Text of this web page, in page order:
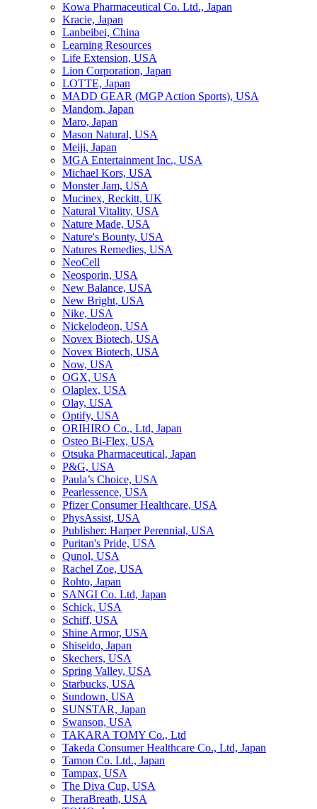
Kowa Pharmaceutical Co. Ltd., Japan
Kracie, Japan
Lanbeibei, China
Learning Resources
Life Extension, USA
Lion Corporation, Japan
LOTTE, Japan
MADD GEAR (MGP Action Sports), USA
Mandom, Japan
Maro, Japan
Mason Natural, USA
Meiji, Japan
MGA Entertainment Inc., USA
Michael Kors, USA
Monster Jam, USA
Mucinex, Reckitt, UK
Natural Vitality, USA
Nature Made, USA
Nature's Bounty, USA
Natures Remedies, USA
NeoCell
Neosporin, USA
New Balance, USA
New Bright, USA
Nike, USA
Niсkelodeon, USA
Novex Biotech, USA
Novex Biotech, USA
Now, USA
OGX, USA
Olaplex, USA
Olay, USA
Optify, USA
ORIHIRO Co., Ltd, Japan
Osteo Bi-Flex, USA
Otsuka Pharmaceutical, Japan
P&G, USA
Paula’s Choice, USA
Pearlessence, USA
Pfizer Consumer Healthcare, USA
PhysAssist, USA
Publisher: Harper Perennial, USA
Puritan's Pride, USA
Qunol, USA
Rachel Zoe, USA
Rohto, Japan
SANGI Co. Ltd, Japan
Schick, USA
Schiff, USA
Shine Armor, USA
Shiseido, Japan
Skechers, USA
Spring Valley, USA
Starbucks, USA
Sundown, USA
SUNSTAR, Japan
Swanson, USA
TAKARA TOMY Co., Ltd
Takeda Consumer Healthcare Co., Ltd, Japan
Tamon Co. Ltd., Japan
Tampax, USA
The Diva Cup, USA
TheraBreath, USA